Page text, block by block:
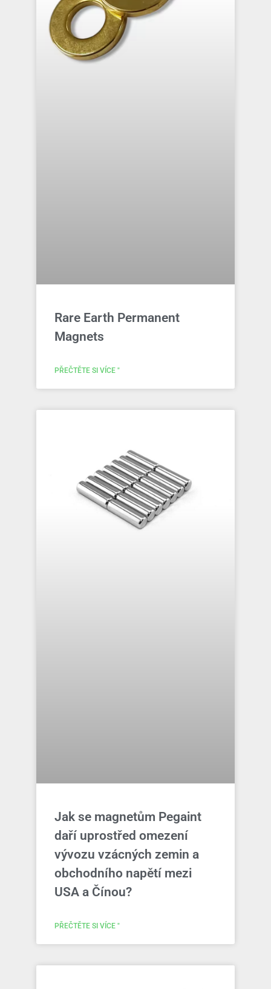
Rare Earth Permanent
Magnets
PŘEČTĚTE SI VÍCE "
Jak se magnetům Pegaint
daří uprostřed omezení
vývozu vzácných zemin a
obchodního napětí mezi
USA a Čínou?
PŘEČTĚTE SI VÍCE "